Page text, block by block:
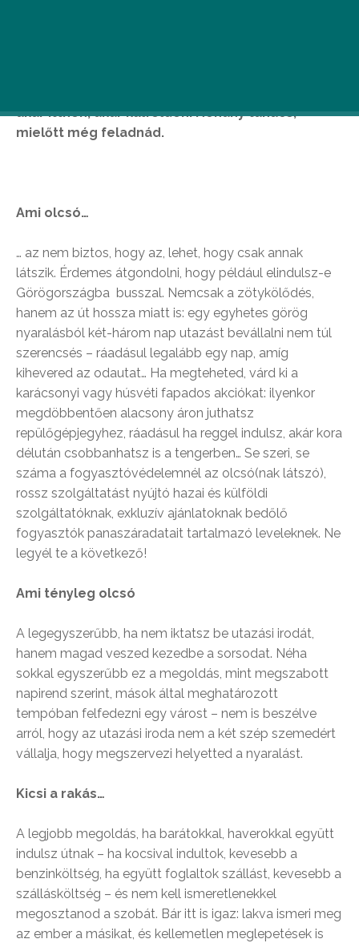
akár itthon, akár külföldön. Néhány tanács,
mielőtt még feladnád.
Ami olcsó…
… az nem biztos, hogy az, lehet, hogy csak annak
látszik. Érdemes átgondolni, hogy például elindulsz-e
Görögországba busszal. Nemcsak a zötykölődés,
hanem az út hossza miatt is: egy egyhetes görög
nyaralásból két-három nap utazást bevállalni nem túl
szerencsés – ráadásul legalább egy nap, amíg
kihevered az odautat… Ha megteheted, várd ki a
karácsonyi vagy húsvéti fapados akciókat: ilyenkor
megdöbbentően alacsony áron juthatsz
repülőgépjegyhez, ráadásul ha reggel indulsz, akár kora
délután csobbanhatsz is a tengerben… Se szeri, se
száma a fogyasztóvédelemnél az olcsó(nak látszó),
rossz szolgáltatást nyújtó hazai és külföldi
szolgáltatóknak, exkluzív ajánlatoknak bedőlő
fogyasztók panaszáradatait tartalmazó leveleknek. Ne
legyél te a következő!
Ami tényleg olcsó
A legegyszerűbb, ha nem iktatsz be utazási irodát,
hanem magad veszed kezedbe a sorsodat. Néha
sokkal egyszerűbb ez a megoldás, mint megszabott
napirend szerint, mások által meghatározott
tempóban felfedezni egy várost – nem is beszélve
arról, hogy az utazási iroda nem a két szép szemedért
vállalja, hogy megszervezi helyetted a nyaralást.
Kicsi a rakás…
A legjobb megoldás, ha barátokkal, haverokkal együtt
indulsz útnak – ha kocsival indultok, kevesebb a
benzinköltség, ha együtt foglaltok szállást, kevesebb a
szállásköltség – és nem kell ismeretlenekkel
megosztanod a szobát. Bár itt is igaz: lakva ismeri meg
az ember a másikat, és kellemetlen meglepetések is